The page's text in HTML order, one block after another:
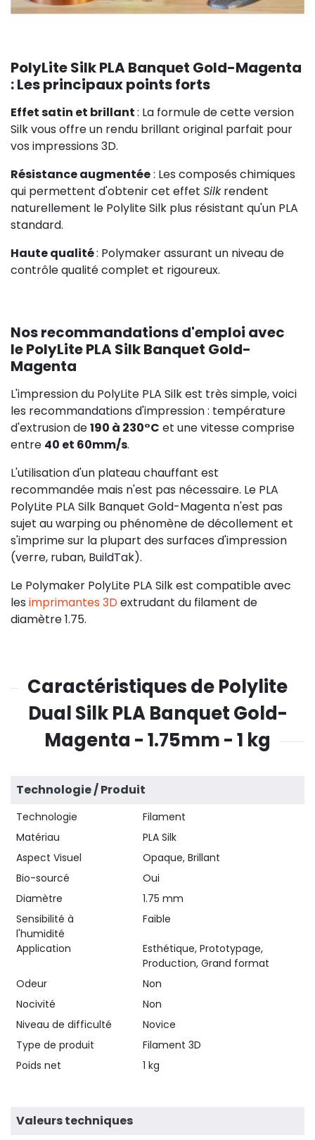
PolyLite Silk PLA Banquet Gold-Magenta
: Les principaux points forts
Effet satin et brillant: La formule de cette version
Silk vous offre un rendu brillant original parfait pour
vos impressions 3D.
Résistance augmentée: Les composés chimiques
qui permettent d'obtenir cet effet Silkrendent
naturellement le Polylite Silk plus résistant qu'un PLA
standard.
Haute qualité: Polymaker assurant un niveau de
contrôle qualité complet et rigoureux.
Nos recommandations d'emploi avec
le PolyLite PLA Silk Banquet Gold-
Magenta
L'impression du PolyLite PLA Silk est très simple, voici
les recommandations d'impression : température
d'extrusion de190 à 230°C et une vitesse comprise
entre 40 et 60mm/s.
L'utilisation d'un plateau chauffant est
recommandée mais n'est pas nécessaire. Le PLA
PolyLite PLA Silk Banquet Gold-Magenta n'est pas
sujet au warping ou phénomène de décollement et
s'imprime sur la plupart des surfaces d'impression
(verre, ruban, BuildTak).
Le Polymaker PolyLite PLA Silk est compatible avec
les imprimantes 3Dextrudant du filament de
diamètre 1.75.
Caractéristiques de Polylite
Dual Silk PLA Banquet Gold-
Magenta - 1.75mm - 1 kg
Technologie / Produit
Technologie
Filament
Matériau
PLA Silk
Aspect Visuel
Opaque, Brillant
Bio-sourcé
Oui
Diamètre
1.75 mm
Sensibilité à
l'humidité
Faible
Application
Esthétique, Prototypage,
Production, Grand format
Odeur
Non
Nocivité
Non
Niveau de difficulté
Novice
Type de produit
Filament 3D
Poids net
1 kg
Valeurs techniques